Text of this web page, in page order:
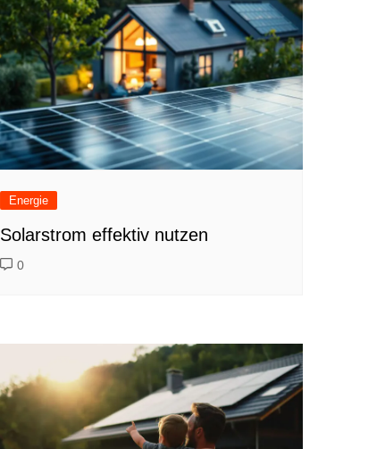
Energie
Solarstrom effektiv nutzen
0